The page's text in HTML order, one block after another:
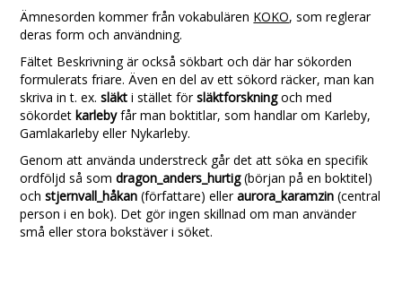
Ämnesorden kommer från vokabulären KOKO, som reglerar
deras form och användning.
Fältet Beskrivning är också sökbart och där har sökorden
formulerats friare. Även en del av ett sökord räcker, man kan
skriva in t. ex.släkti stället försläktforskningoch med
sökordetkarlebyfår man boktitlar, som handlar om Karleby,
Gamlakarleby eller Nykarleby.
Genom att använda understreck går det att söka en specifik
ordföljd så somdragon_anders_hurtig(början på en boktitel)
ochstjernvall_håkan (författare) elleraurora_karamzin (central
person i en bok). Det gör ingen skillnad om man använder
små eller stora bokstäver i söket.